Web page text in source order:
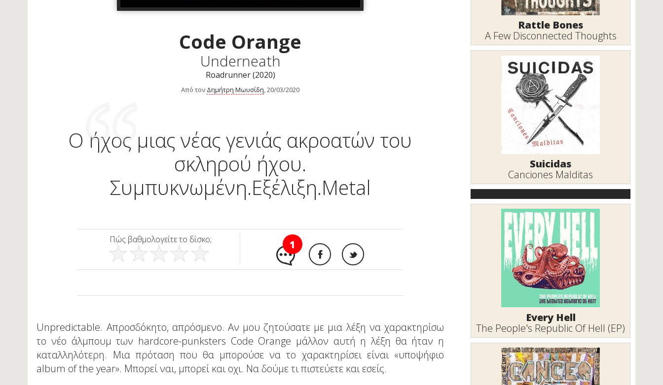
Code Orange
Underneath
Roadrunner (2020)
Από τον Δημήτρη Μωυσίδη, 20/03/2020
​Ο ήχος μιας νέας γενιάς ακροατών του
σκληρού ήχου.
Συμπυκνωμένη.Εξέλιξη.Metal
Πώς βαθμολογείτε το δίσκο; 1
Unpredictable. Απροσδόκητο, απρόσμενο. Αν μου ζητούσατε με μια λέξη να χαρακτηρίσω
το νέο άλμπουμ των hardcore-punksters Code Orange μάλλον αυτή η λέξη θα ήταν η
καταλληλότερη. Μια πρόταση που θα μπορούσε να το χαρακτηρίσει είναι «υποψήφιο
album of the year». Μπορεί ναι, μπορεί και οχι. Να δούμε τι πιστεύετε και εσείς.
Rattle Bones
A Few Disconnected Thoughts
Suicidas
Canciones Malditas
Every Hell
The People's Republic Of Hell (EP)